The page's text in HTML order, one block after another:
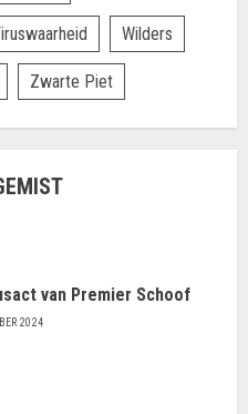
Wilders
Zwarte Piet
van Premier Schoof
2024